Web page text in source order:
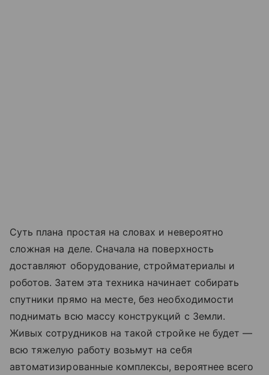
Суть плана простая на словах и невероятно
сложная на деле. Сначала на поверхность
доставляют оборудование, стройматериалы и
роботов. Затем эта техника начинает собирать
спутники прямо на месте, без необходимости
поднимать всю массу конструкций с Земли.
Живых сотрудников на такой стройке не будет —
всю тяжелую работу возьмут на себя
автоматизированные комплексы, вероятнее всего